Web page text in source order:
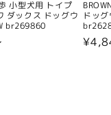
小型犬用 トイプ
ダックス ドッグウ
br269860
ドッ
通